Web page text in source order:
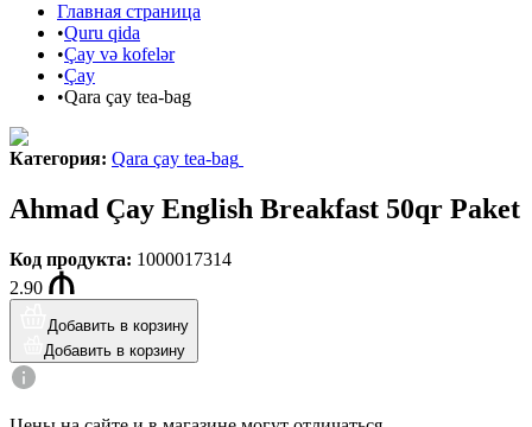
Главная страница
•Quru qida
•Çay və kofelər
•Çay
•Qara çay tea-bag
Категория: Qara çay tea-bag
Ahmad Çay English Breakfast 50qr Paket
Код продукта: 1000017314
2.90
Добавить в корзину
Добавить в корзину